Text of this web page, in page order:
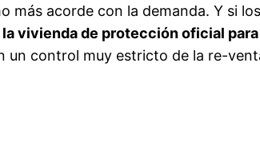
más acorde con la demanda. Y si
vivienda de protección oficial
control muy estricto de la re-